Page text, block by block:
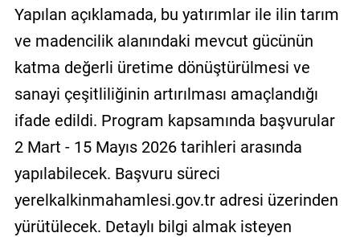
Yapılan açıklamada, bu yatırımlar ile ilin tarım
ve madencilik alanındaki mevcut gücünün
katma değerli üretime dönüştürülmesi ve
sanayi çeşitliliğinin artırılması amaçlandığı
ifade edildi. Program kapsamında başvurular
2 Mart - 15 Mayıs 2026 tarihleri arasında
yapılabilecek. Başvuru süreci
yerelkalkinmahamlesi.gov.tr adresi üzerinden
yürütülecek. Detaylı bilgi almak isteyen